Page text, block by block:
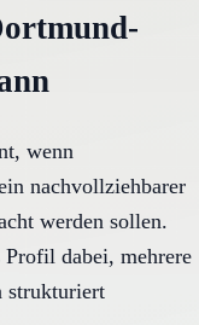
wenn
nachvollziehbarer
werden sollen.
dabei, mehrere
strukturiert